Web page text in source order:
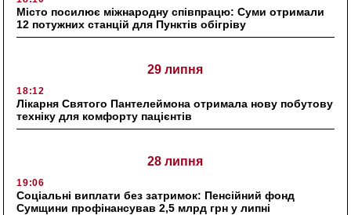
Місто посилює міжнародну співпрацю: Суми отримали
12 потужних станцій для Пунктів обігріву
29 липня
18:12
Лікарня Святого Пантелеймона отримала нову побутову
техніку для комфорту пацієнтів
28 липня
19:06
Соціальні виплати без затримок: Пенсійний фонд
Сумщини профінансував 2,5 млрд грн у липні